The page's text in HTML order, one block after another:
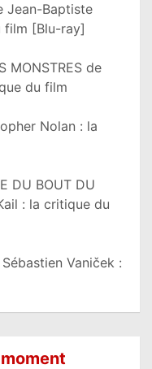
Jean-Baptiste
film [Blu-ray]
MONSTRES de
du film
Nolan : la
DU BOUT DU
: la critique du
Vaniček :